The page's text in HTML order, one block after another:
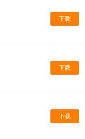
下载
下载
下载